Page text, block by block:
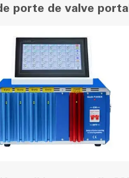
porte de valve